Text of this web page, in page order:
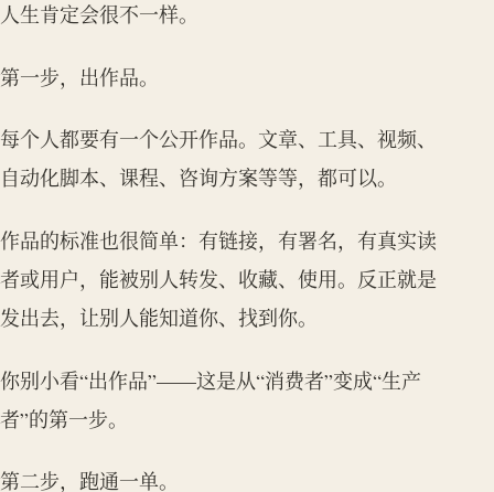
人生肯定会很不一样。
第一步，出作品。
每个人都要有一个公开作品。文章、工具、视频、
自动化脚本、课程、咨询方案等等，都可以。
作品的标准也很简单：有链接，有署名，有真实读
者或用户，能被别人转发、收藏、使用。反正就是
发出去，让别人能知道你、找到你。
你别小看“出作品”——这是从“消费者”变成“生产
者”的第一步。
第二步，跑通一单。